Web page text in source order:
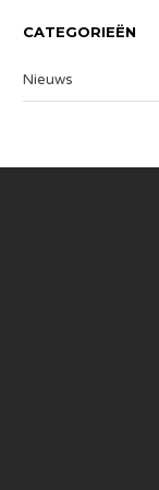
CATEGORIEËN
Nieuws